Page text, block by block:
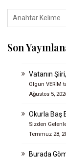
Son
Vatanın
Olgun VERİM
Ağustos 5,
Okurla Baş
Sizden
Temmuz 28,
Burada